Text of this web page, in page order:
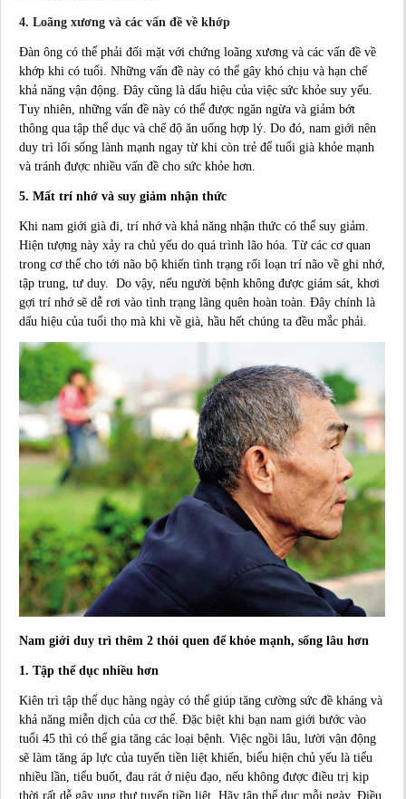
4. Loãng xương và các vấn đề về khớp
Đàn ông có thể phải đối mặt với chứng loãng xương và các vấn đề về
khớp khi có tuổi. Những vấn đề này có thể gây khó chịu và hạn chế
khả năng vận động. Đây cũng là dấu hiệu của việc sức khỏe suy yếu.
Tuy nhiên, những vấn đề này có thể được ngăn ngừa và giảm bớt
thông qua tập thể dục và chế độ ăn uống hợp lý. Do đó, nam giới nên
duy trì lối sống lành mạnh ngay từ khi còn trẻ để tuổi già khỏe mạnh
và tránh được nhiều vấn đề cho sức khỏe hơn.
5. Mất trí nhớ và suy giảm nhận thức
Khi nam giới già đi, trí nhớ và khả năng nhận thức có thể suy giảm.
Hiện tượng này xảy ra chủ yếu do quá trình lão hóa. Từ các cơ quan
trong cơ thể cho tới não bộ khiến tình trạng rối loạn trí não về ghi nhớ,
tập trung, tư duy. Do vậy, nếu người bệnh không được giám sát, khơi
gợi trí nhớ sẽ dễ rơi vào tình trạng lãng quên hoàn toàn. Đây chính là
dấu hiệu của tuổi thọ mà khi về già, hầu hết chúng ta đều mắc phải.
Nam giới duy trì thêm 2 thói quen để khỏe mạnh, sống lâu hơn
1. Tập thể dục nhiều hơn
Kiên trì tập thể dục hàng ngày có thể giúp tăng cường sức đề kháng và
khả năng miễn dịch của cơ thể. Đặc biệt khi bạn nam giới bước vào
tuổi 45 thì có thể gia tăng các loại bệnh. Việc ngồi lâu, lười vận động
sẽ làm tăng áp lực của tuyến tiền liệt khiến, biểu hiện chủ yếu là tiểu
nhiều lần, tiểu buốt, đau rát ở niệu đạo, nếu không được điều trị kịp
thời rất dễ gây ung thư tuyến tiền liệt. Hãy tập thể dục mỗi ngày. Điều